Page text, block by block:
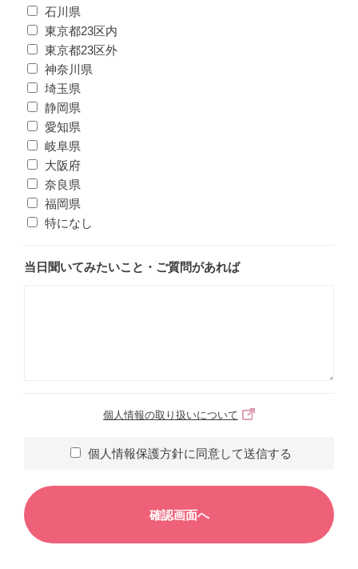
石川県
東京都23区内
東京都23区外
神奈川県
埼玉県
静岡県
愛知県
岐阜県
大阪府
奈良県
福岡県
特になし
当日聞いてみたいこと・ご質問があれば
個人情報の取り扱いについて
個人情報保護方針に同意して送信する